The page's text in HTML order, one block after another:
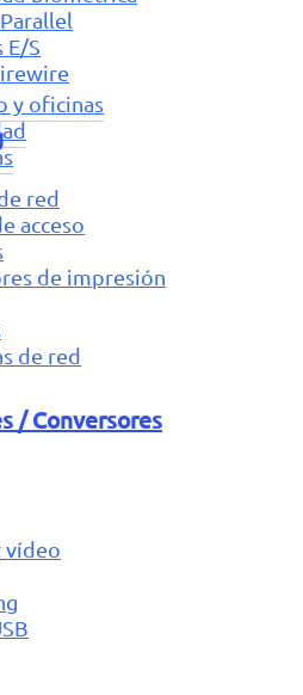
y oficinas
E/S
red
acceso
de impresión
de red
/ Conversores
vídeo